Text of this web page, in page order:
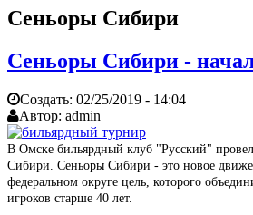
Сеньоры Сибири
Сеньоры Сибири -
Создать: 02/25/2019 - 14:04
Автор: admin
В Омске бильярдный клуб "Русский"
Сибири. Сеньоры Сибири - это новое
федеральном округе цель, которого
игроков старше 40 лет.